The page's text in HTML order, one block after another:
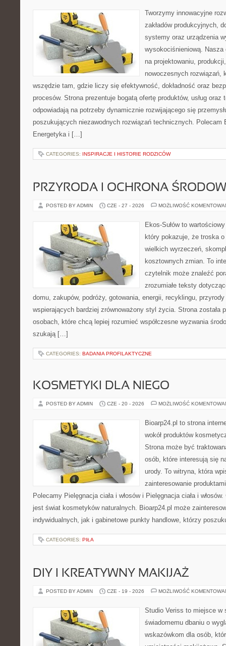
Tworzymy innowacyjne
zakładów produkcyjnych,
systemy oraz urządzenia
wysokociśnieniową. Nasza
na projektowaniu,
nowoczesnych rozwiązań,
wszędzie tam, gdzie liczy się efektywność, dokładność oraz
procesów. Strona prezentuje bogatą ofertę produktów, usług oraz
odpowiadają na potrzeby dynamicznie rozwijającego się
poszukujących niezawodnych rozwiązań technicznych. Polecam
Energetyka i […]
CATEGORIES: INSPIRACJE I HISTORIE RODZICÓW
PRZYRODA I OCHRONA
POSTED BY ADMIN CZE - 27 - 2026 MOŻLIWOŚĆ
Ekos-Sułów to
który pokazuje, że troska
wielkich wyrzeczeń,
kosztownych zmian. To
czytelnik może znaleźć
zrozumiałe teksty
domu, zakupów, podróży, gotowania, energii, recyklingu,
wspierających bardziej zrównoważony styl życia. Strona została
osobach, które chcą lepiej rozumieć współczesne wyzwania
szukają […]
CATEGORIES: BADANIA PROFILAKTYCZNE
KOSMETYKI DLA NIEGO
POSTED BY ADMIN CZE - 20 - 2026 MOŻLIWOŚĆ
Bioarp24.pl to strona
wokół produktów
Strona może być
osób, które interesują się
urody. To witryna, która
zainteresowanie
Polecamy Pielęgnacja ciała i włosów i Pielęgnacja ciała i
jest świat kosmetyków naturalnych. Bioarp24.pl może
indywidualnych, jak i gabinetowe punkty handlowe, którzy
CATEGORIES: PIŁA
DIY I KREATYWNY MAKIJAŻ
POSTED BY ADMIN CZE - 19 - 2026 MOŻLIWOŚĆ
Studio Veriss to miejsce w
świadomemu dbaniu o
wskazówkom dla osób,